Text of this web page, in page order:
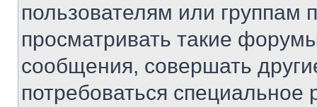
пользователям или группам
просматривать такие
сообщения, совершать
потребоваться